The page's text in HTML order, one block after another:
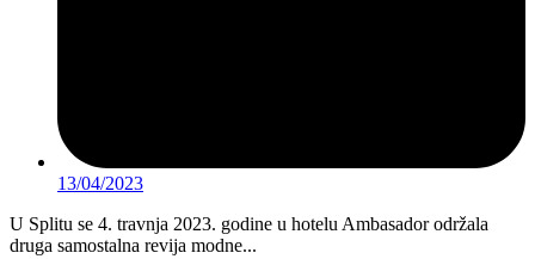
13/04/2023
U Splitu se 4. travnja 2023. godine u hotelu Ambasador održala
druga samostalna revija modne...